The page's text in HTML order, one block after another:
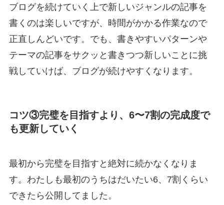
ブログを続けていく上で新しいジャンルの記事を
書くのは楽しいですが、時間がかかる作業なので
正直しんどいです。でも、書きやすいパターンや
テーマの記事をサクッと書きつつ新しいことに挑
戦していけば、ブログが続けやすくなります。
コツ③完璧を目指すより、6〜7割の完成度で
も更新していく
最初から完璧を目指すと絶対に続かなくなりま
す。わたしも最初のうちはだいたい6、7割くらい
できたら公開してました。